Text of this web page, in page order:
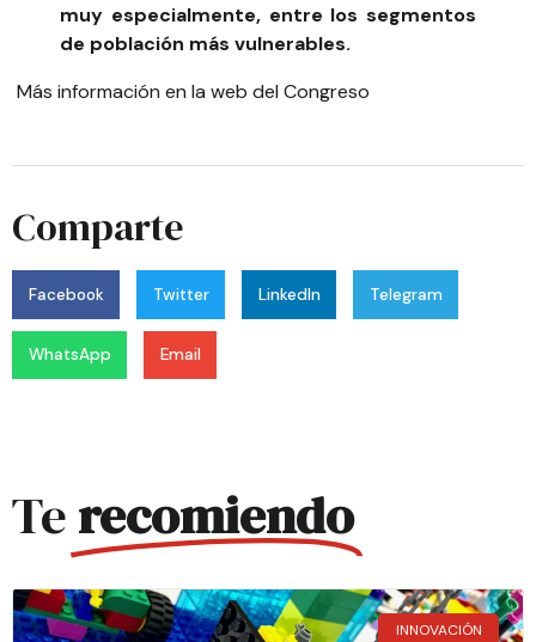
muy especialmente, entre los segmentos
de población más vulnerables.
Más información en la web del Congreso
Comparte
Facebook Twitter LinkedIn Telegram
WhatsApp Email
Terecomiendo
INNOVACIÓN